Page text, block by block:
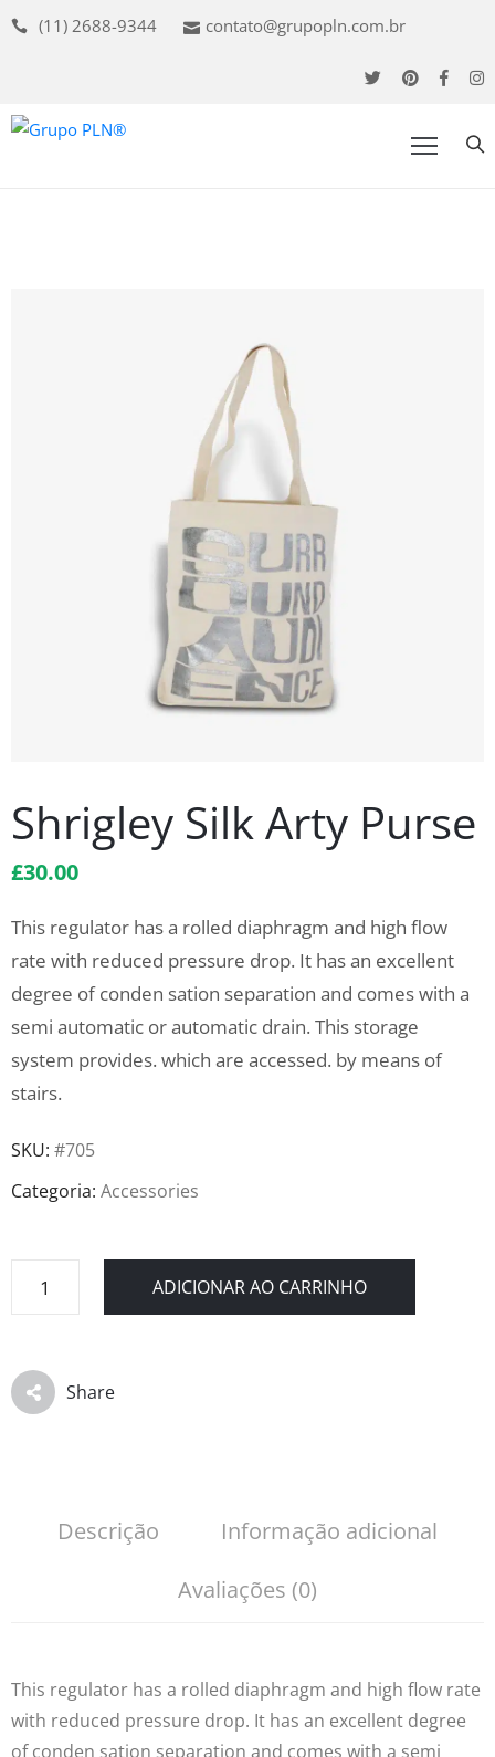
(11) 2688-9344 contato@grupopln.com.br
Shrigley Silk Arty Purse
£30.00
This regulator has a rolled diaphragm and high flow
rate with reduced pressure drop. It has an excellent
degree of conden sation separation and comes with a
semi automatic or automatic drain. This storage
system provides. which are accessed. by means of
stairs.
SKU: #705
Categoria: Accessories
ADICIONAR AO CARRINHO
Share
Descrição
Informação adicional
Avaliações (0)
This regulator has a rolled diaphragm and high flow rate
with reduced pressure drop. It has an excellent degree
of conden sation separation and comes with a semi